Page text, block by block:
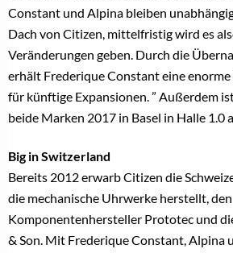
Constant und Alpina bleiben
Dach von Citizen, mittelfristig wird es
Veränderungen geben. Durch die
erhält Frederique Constant eine
für künftige Expansionen. ” Außerdem
beide Marken 2017 in Basel in Halle 1.0
Big in Switzerland
Bereits 2012 erwarb Citizen die
die mechanische Uhrwerke herstellt, den
Komponentenhersteller Prototec und
& Son. Mit Frederique Constant, Alpina